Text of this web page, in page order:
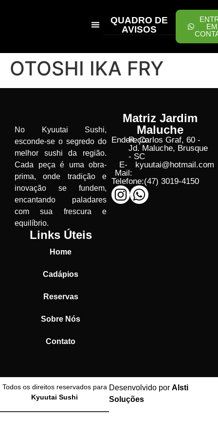
QUADRO DE
AVISOS
EM
OTOSHI IKA FRY
No Kyuutai Sushi,
esconde-se o segredo do
melhor sushi da região.
Cada peça é uma obra-
prima, onde tradição e
inovação se fundem,
encantando paladares
com sua frescura e
equilíbrio.
Links Úteis
Home
Cadápios
Reservas
Sobre Nós
Contato
Matriz Jardim
Maluche
Endereço:
R. Carlos Graf, 60 -
Jd. Maluche, Brusque
- SC
E-
Mail:
kyuutai@hotmail.com
Telefone:(47) 3019-4150
Todos os direitos reservados para
Kyuutai Sushi
Desenvolvido por Alsti
Soluções